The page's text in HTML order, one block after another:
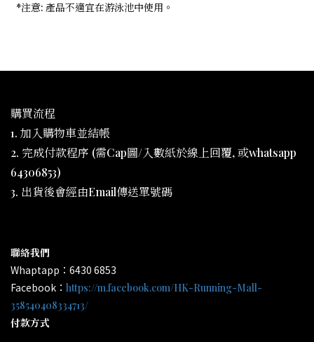
*注意: 產品不適宜在游泳池中使用。
購買流程
1. 加入購物車並結帳
2. 完成付款程序 (需Cap圖/入數紙於線上回覆, 或whatsapp
64306853)
3. 出貨後會經由Email傳送單號碼
聯絡我們
Whaptapp：6430 6853
Facebook： https://m.facebook.com/HK-Running-Mall-
358540408334713/
付款方式